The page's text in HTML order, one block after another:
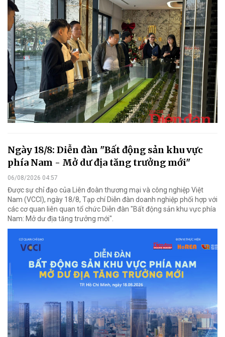
Ngày 18/8: Diễn đàn "Bất động sản khu vực
phía Nam - Mở dư địa tăng trưởng mới"
06/08/2026 04:57
Được sự chỉ đạo của Liên đoàn thương mại và công nghiệp Việt
Nam (VCCI), ngày 18/8, Tạp chí Diễn đàn doanh nghiệp phối hợp với
các cơ quan liên quan tổ chức Diễn đàn "Bất động sản khu vực phía
Nam: Mở dư địa tăng trưởng mới".